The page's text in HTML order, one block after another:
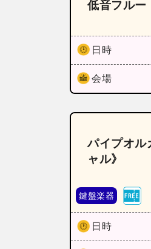
低音フル
日時
会場
パイプオル
ャル》
鍵盤楽器
日時